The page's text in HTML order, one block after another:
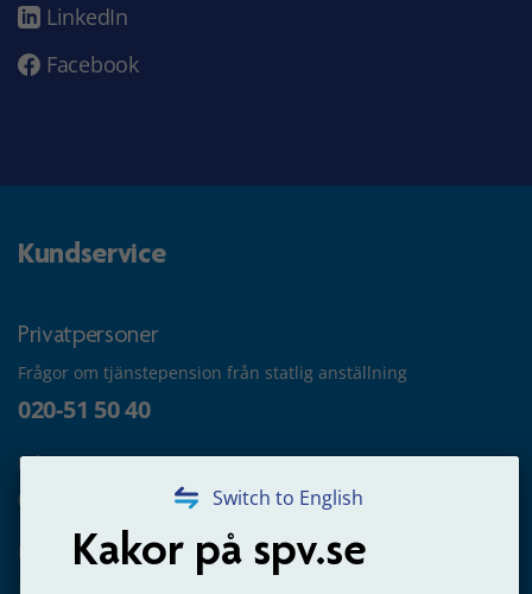
Switch to English
Kakor på spv.se
LinkedIn
Facebook
Kundservice
Privatpersoner
Frågor om tjänstepension från statlig anställning
020-51 50 40
Frågor om utbetalning
020-65 00 65
Kontakta oss